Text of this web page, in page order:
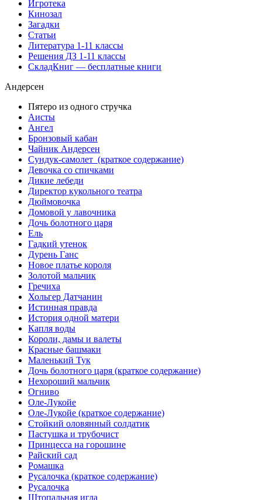
Игротека
Кинозал
Загадки
Статьи
Литература 1-11 классы
Решения ДЗ 1-11 классы
СкладКниг — бесплатные книги
Андерсен
Пятеро из одного стручка
Аисты
Ангел
Бронзовый кабан
Чайник Андерсен
Сундук-самолет (краткое содержание)
Девочка со спичками
Дикие лебеди
Директор кукольного театра
Дюймовочка
Домовой у лавочника
Дочь болотного царя
Ель
Гадкий утенок
Дурень Ганс
Новое платье короля
Золотой мальчик
Гречиха
Хольгер Датчанин
Истинная правда
История одной матери
Капля воды
Короли, дамы и валеты
Красные башмаки
Маленький Тук
Дочь болотного царя (краткое содержание)
Нехороший мальчик
Огниво
Оле-Лукойе
Оле-Лукойе (краткое содержание)
Стойкий оловянный солдатик
Пастушка и трубочист
Принцесса на горошине
Райский сад
Ромашка
Русалочка (краткое содержание)
Русалочка
Штопальная игла